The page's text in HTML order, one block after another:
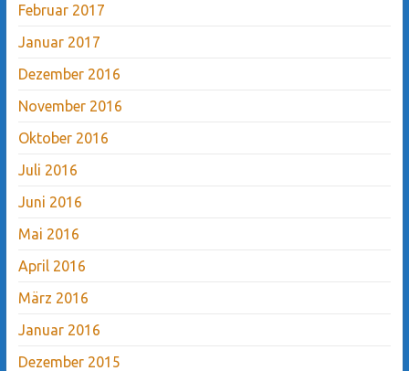
Februar 2017
Januar 2017
Dezember 2016
November 2016
Oktober 2016
Juli 2016
Juni 2016
Mai 2016
April 2016
März 2016
Januar 2016
Dezember 2015